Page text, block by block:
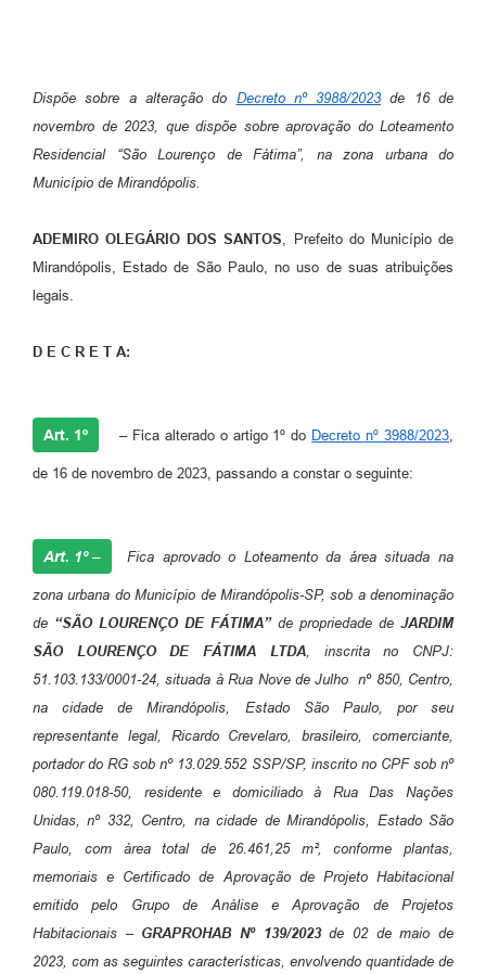
Serviços Online
Notícias
Cadastro de Artistas
Dispõe sobre a alteração do Decreto nº 3988/2023de 16 de
novembro de 2023, que dispõe sobre aprovação do Loteamento
Residencial “São Lourenço de Fátima”, na zona urbana do
Município de Mirandópolis.
ADEMIRO OLEGÁRIO DOS SANTOS, Prefeito do Município de
Mirandópolis, Estado de São Paulo, no uso de suas atribuições
legais.
D E C R E T A:
Art. 1º –Fica alterado o artigo 1º do Decreto nº 3988/2023,
de 16 de novembro de 2023, passando a constar o seguinte:
Art. 1º – Fica aprovado o Loteamento da área situada na
zona urbana do Município de Mirandópolis-SP, sob a denominação
de “SÃO LOURENÇO DE FÁTIMA” de propriedade de JARDIM
SÃO LOURENÇO DE FÁTIMA LTDA, inscrita no CNPJ:
51.103.133/0001-24, situada à Rua Nove de Julho nº 850, Centro,
na cidade de Mirandópolis, Estado São Paulo, por seu
representante legal, Ricardo Crevelaro, brasileiro, comerciante,
portador do RG sob nº 13.029.552 SSP/SP, inscrito no CPF sob nº
080.119.018-50, residente e domiciliado à Rua Das Nações
Unidas, nº 332, Centro, na cidade de Mirandópolis, Estado São
Paulo, com área total de 26.461,25 m², conforme plantas,
memoriais e Certificado de Aprovação de Projeto Habitacional
emitido pelo Grupo de Análise e Aprovação de Projetos
Habitacionais – GRAPROHAB Nº 139/2023de 02 de maio de
2023, com as seguintes características, envolvendo quantidade de